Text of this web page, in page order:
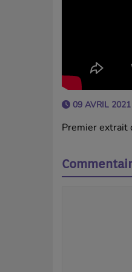
09 AVRIL
Premier extrait